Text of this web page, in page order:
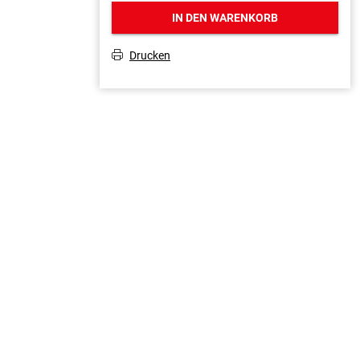
IN DEN WARENKORB
T Drucken